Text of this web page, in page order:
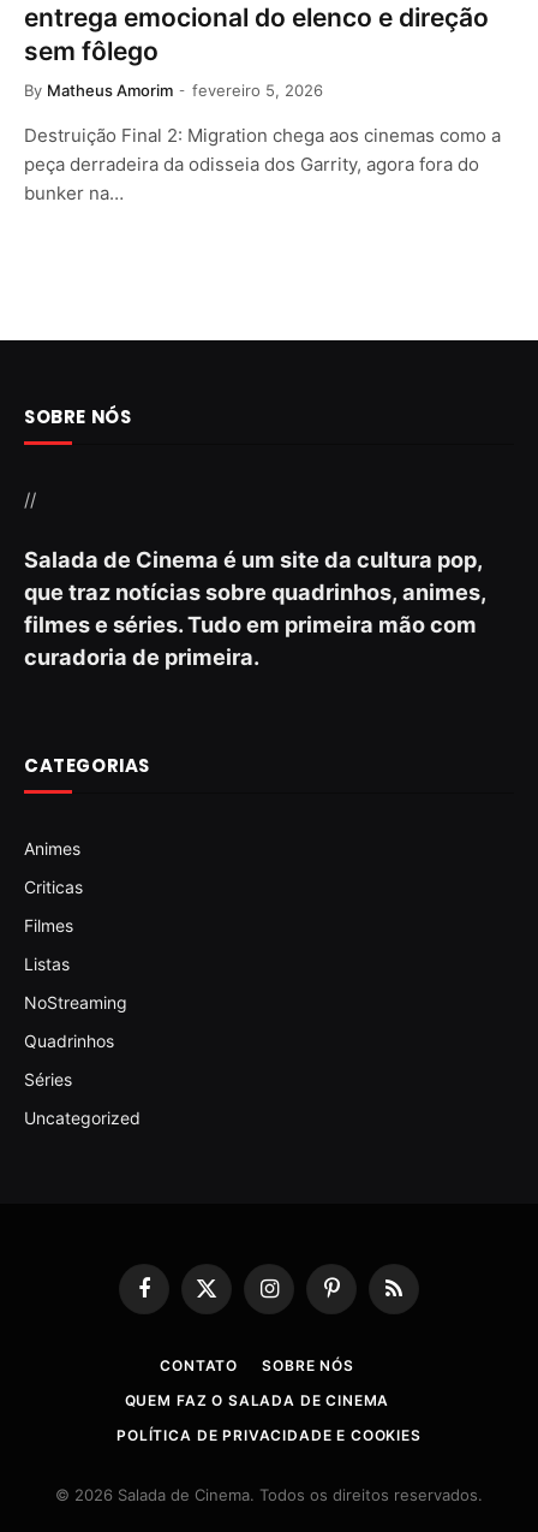
entrega emocional do elenco e direção
sem fôlego
By Matheus Amorim fevereiro 5, 2026
Destruição Final 2: Migration chega aos cinemas como a
peça derradeira da odisseia dos Garrity, agora fora do
bunker na…
SOBRE NÓS
//
Salada de Cinema é um site da cultura pop,
que traz notícias sobre quadrinhos, animes,
filmes e séries. Tudo em primeira mão com
curadoria de primeira.
CATEGORIAS
Animes
Criticas
Filmes
Listas
NoStreaming
Quadrinhos
Séries
Uncategorized
Facebook
X
InstagramPinterestRSS
CONTATO
SOBRE NÓS
QUEM FAZ O SALADA DE CINEMA
POLÍTICA DE PRIVACIDADE E COOKIES
© 2026 Salada de Cinema. Todos os direitos reservados.